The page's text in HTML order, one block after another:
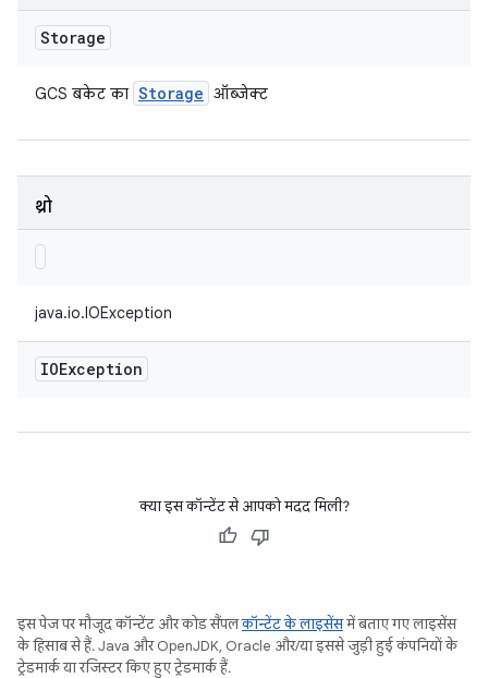
Storage
GCS बकेट का Storage ऑब्जेक्ट
थ्रो
java.io.IOException
IOException
क्या इस कॉन्टेंट से आपको मदद मिली?
इस पेज पर मौजूद कॉन्टेंट और कोड सैंपलकॉन्टेंट के लाइसेंसमें बताए गए लाइसेंस
के हिसाब से हैं. Java और OpenJDK, Oracle और/या इससे जुड़ी हुई कंपनियों के
ट्रेडमार्क या रजिस्टर किए हुए ट्रेडमार्क हैं.